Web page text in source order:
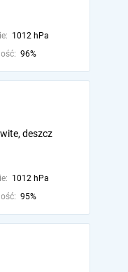
1012 hPa
96%
deszcz
1012 hPa
95%